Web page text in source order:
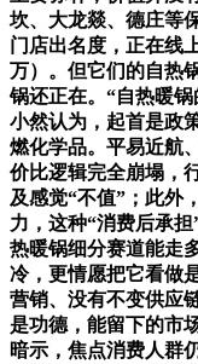
坎、大龙燚、德庄等
门店出名度，正在线
万）。但它们的自热
锅还正在。“自热暖
小然认为，起首是政
燃化学品。平易近航
价比逻辑完全崩塌，
及感觉“不值”；此外
力，这种“消费后承
热暖锅细分赛道能走
冷，更情愿把它看做
营销、没有不变供应
是功德，能留下的市
暗示，焦点消费人群